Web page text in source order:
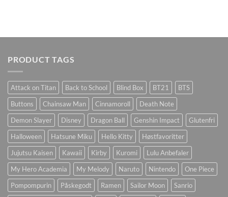
PRODUCT TAGS
Attack on Titan Back to School Blind Box BT21
BTS
Buttons
Chainsaw Man Cinnamoroll
Death Note
Demon Slayer
Disney Dragon Ball Genshin Impact
Glutenfri
Halloween
Hatsune Miku Hello Kitty
Høstfavoritter
Jujutsu Kaisen
Kawaii Kirby Kuromi
Lulu Anbefaler
My Hero Academia
My Melody Naruto Nintendo
One Piece
Pompompurin
Påskegodt Ramen Sailor Moon
Sanrio